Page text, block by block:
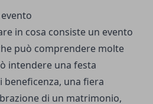
in cosa consiste un evento
può comprendere molte
intendere una festa
beneficenza, una fiera
di un matrimonio,